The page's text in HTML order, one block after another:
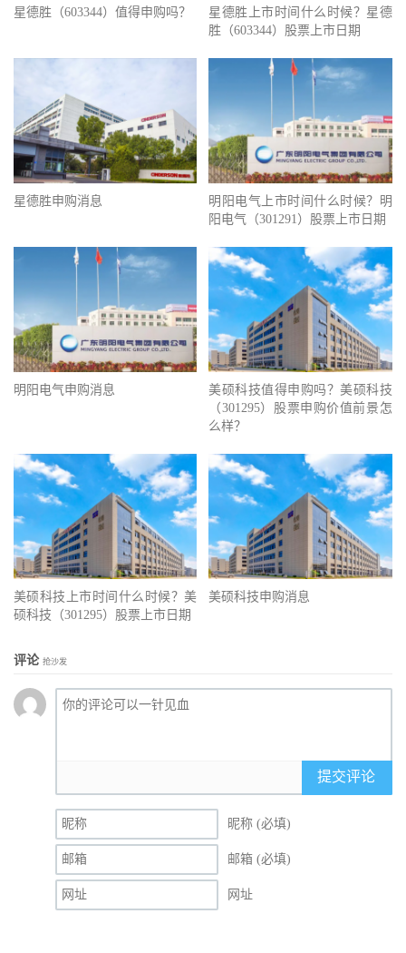
星德胜（603344）值得申购吗？
星德胜上市时间什么时候？星德
胜（603344）股票上市日期
星德胜申购消息
明阳电气上市时间什么时候？明
阳电气（301291）股票上市日期
明阳电气申购消息
美硕科技值得申购吗？美硕科技
（301295）股票申购价值前景怎
么样？
美硕科技上市时间什么时候？美
硕科技（301295）股票上市日期
美硕科技申购消息
评论 抢沙发
提交评论
昵称 (必填)
邮箱 (必填)
网址